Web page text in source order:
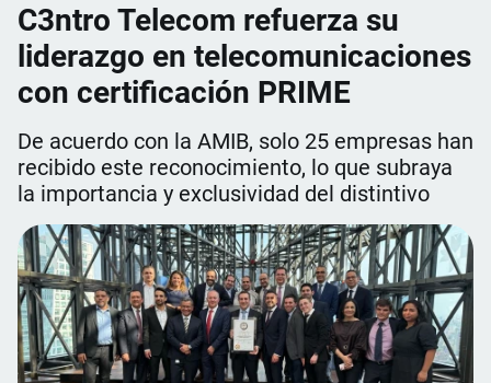
C3ntro Telecom refuerza su
liderazgo en telecomunicaciones
con certificación PRIME
De acuerdo con la AMIB, solo 25 empresas han
recibido este reconocimiento, lo que subraya
la importancia y exclusividad del distintivo